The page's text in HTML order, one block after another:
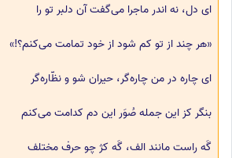
ای دل، نه اندر ماجرا می‌گفت آن دلبر تو را
«هر چند از تو کم شود از خود تمامت می‌کنم؟!»
ای چاره در من چاره‌گر، حیران شو و نظّاره‌گر
بنگر کز این جمله صُوَر این دم کدامت می‌کنم
گَه راست مانند الف، گَه کژ چو حرف مختلف